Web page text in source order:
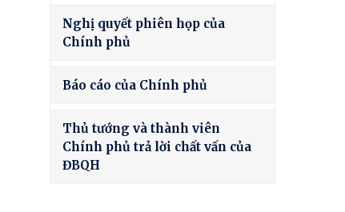
Nghị quyết phiên họp của
Chính phủ
Báo cáo của Chính phủ
Thủ tướng và thành viên
Chính phủ trả lời chất vấn của
ĐBQH